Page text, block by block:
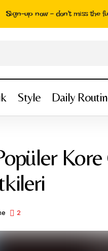
Style Daily
2
Sign-up now - don't miss the